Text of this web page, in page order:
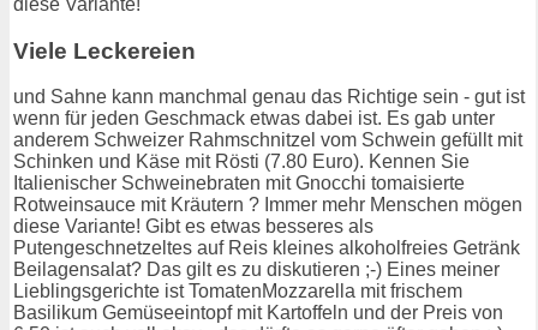
diese Variante!
Viele Leckereien
und Sahne kann manchmal genau das Richtige sein - gut ist
wenn für jeden Geschmack etwas dabei ist. Es gab unter
anderem Schweizer Rahmschnitzel vom Schwein gefüllt mit
Schinken und Käse mit Rösti (7.80 Euro). Kennen Sie
Italienischer Schweinebraten mit Gnocchi tomaisierte
Rotweinsauce mit Kräutern ? Immer mehr Menschen mögen
diese Variante! Gibt es etwas besseres als
Putengeschnetzeltes auf Reis kleines alkoholfreies Getränk
Beilagensalat? Das gilt es zu diskutieren ;-) Eines meiner
Lieblingsgerichte ist TomatenMozzarella mit frischem
Basilikum Gemüseeintopf mit Kartoffeln und der Preis von